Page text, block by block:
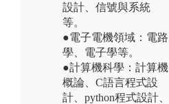
設計、信號與系統
等。
●電子電機領域：電路
學、電子學等。
●計算機科學：計算機
概論、C語言程式設
計、python程式設計、